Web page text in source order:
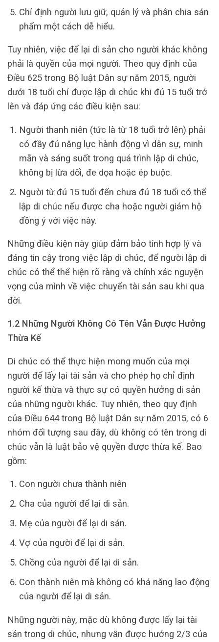
Chỉ định người lưu giữ, quản lý và phân chia sản
phẩm một cách dễ hiểu.
Tuy nhiên, việc để lại di sản cho người khác không
phải là quyền của mọi người. Theo quy định của
Điều 625 trong Bộ luật Dân sự năm 2015, người
dưới 18 tuổi chỉ được lập di chúc khi đủ 15 tuổi trở
lên và đáp ứng các điều kiện sau:
Người thanh niên (tức là từ 18 tuổi trở lên) phải
có đầy đủ năng lực hành động vì dân sự, minh
mẫn và sáng suốt trong quá trình lập di chúc,
không bị lừa dối, đe dọa hoặc ép buộc.
Người từ đủ 15 tuổi đến chưa đủ 18 tuổi có thể
lập di chúc nếu được cha hoặc người giám hộ
đồng ý với việc này.
Những điều kiện này giúp đảm bảo tính hợp lý và
đáng tin cậy trong việc lập di chúc, để người lập di
chúc có thể thể hiện rõ ràng và chính xác nguyện
vọng của mình về việc chuyển tài sản sau khi qua
đời.
1.2 Những Người Không Có Tên Vẫn Được Hưởng
Thừa Kế
Di chúc có thể thực hiện mong muốn của mọi
người để lấy lại tài sản và cho phép họ chỉ định
người kế thừa và thực sự có quyền hưởng di sản
của những người khác. Tuy nhiên, theo quy định
của Điều 644 trong Bộ luật Dân sự năm 2015, có 6
nhóm đối tượng sau đây, dù không có tên trong di
chúc vẫn là luật bảo vệ quyền được thừa kế. Bao
gồm:
Con người chưa thành niên
Cha của người để lại di sản.
Mẹ của người để lại di sản.
Vợ của người để lại di sản.
Chồng của người để lại di sản.
Con thành niên mà không có khả năng lao động
của người để lại di sản.
Những người này, mặc dù không được lấy lại tài
sản trong di chúc, nhưng vẫn được hưởng 2/3 của